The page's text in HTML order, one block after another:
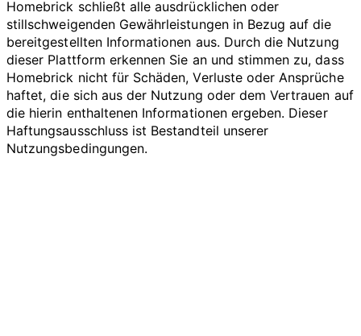
Homebrick schließt alle ausdrücklichen oder
stillschweigenden Gewährleistungen in Bezug auf die
bereitgestellten Informationen aus. Durch die Nutzung
dieser Plattform erkennen Sie an und stimmen zu, dass
Homebrick nicht für Schäden, Verluste oder Ansprüche
haftet, die sich aus der Nutzung oder dem Vertrauen auf
die hierin enthaltenen Informationen ergeben. Dieser
Haftungsausschluss ist Bestandteil unserer
Nutzungsbedingungen.